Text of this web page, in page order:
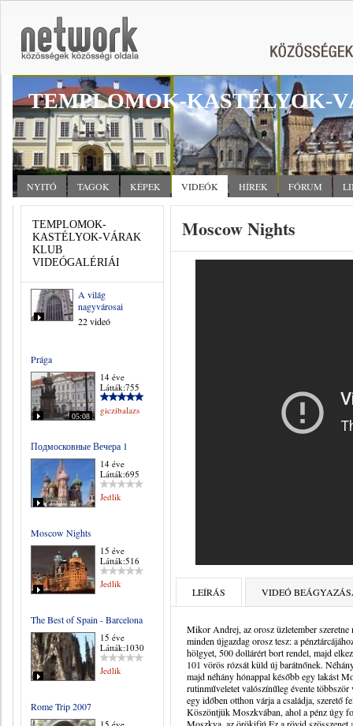
TEMPLOMOK-KASTÉLYOK-
NYITÓ TAGOK KÉPEK VIDEÓK HÍREK FÓRUM
TEMPLOMOK-
KASTÉLYOK-VÁRAK
KLUB
VIDEÓGALÉRIÁI
A világ
nagyvárosai
22 videó
Prága
05:08
14 éve
Látták:755
giczibalazs
Подмосковные Вечера 1
14 éve
Látták:695
Jedlik
Moscow Nights
15 éve
Látták:516
Jedlik
The Best of Spain - Barcelona
15 éve
Látták:1030
Jedlik
Rome Trip 2007
Moscow Nights
LEÍRÁS VIDEÓ
Mikor Andrej, az orosz üzletember
minden újgazdag orosz tesz: a
hölgyet, 500 dollárért bort rendel, majd
101 vörös rózsát küld új barátnőnek.
majd néhány hónappal később egy lakást
rutinműveletet valószínűleg évente
egy időben otthon várja a családja, szerető
Köszöntjük Moszkvában, ahol a pénz úgy